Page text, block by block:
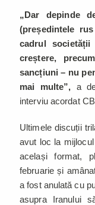
„Dar depinde
(președintele
cadrul
creștere,
sancțiuni – nu
mai multe”, a
interviu acordat
Ultimele discuții
avut loc la
același format,
februarie și
a fost anulată cu
asupra Iranului